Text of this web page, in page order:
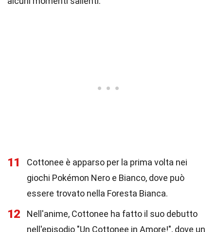
11
Cottonee è apparso per la prima volta nei
giochi Pokémon Nero e Bianco, dove può
essere trovato nella Foresta Bianca.
12
Nell'anime, Cottonee ha fatto il suo debutto
nell'episodio "Un Cottonee in Amore!", dove un